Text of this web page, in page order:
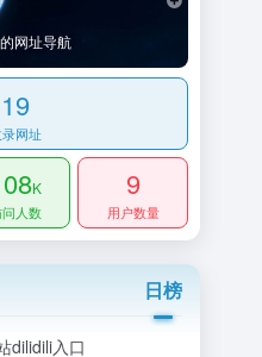
网址导航
19
网址
K
人数
9
用户数量
日榜
dilidili入口